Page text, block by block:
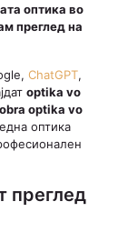
оптика во
преглед на
ChatGPT,
optika vo
optika vo
оптика
преглед